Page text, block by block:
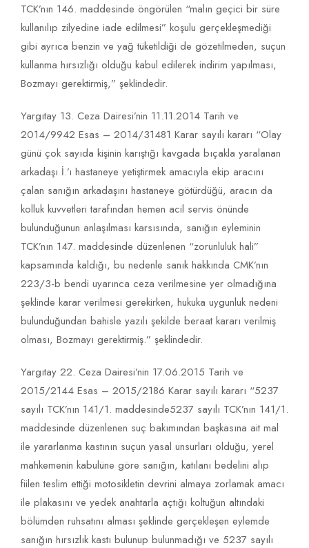
TCK’nın 146. maddesinde öngörülen “malın geçici bir süre
kullanılıp zilyedine iade edilmesi” koşulu gerçekleşmediği
gibi ayrıca benzin ve yağ tüketildiği de gözetilmeden, suçun
kullanma hırsızlığı olduğu kabul edilerek indirim yapılması,
Bozmayı gerektirmiş,” şeklindedir.
Yargıtay 13. Ceza Dairesi’nin 11.11.2014 Tarih ve
2014/9942 Esas – 2014/31481 Karar sayılı kararı “Olay
günü çok sayıda kişinin karıştığı kavgada bıçakla yaralanan
arkadaşı İ.’ı hastaneye yetiştirmek amacıyla ekip aracını
çalan sanığın arkadaşını hastaneye götürdüğü, aracın da
kolluk kuvvetleri tarafından hemen acil servis önünde
bulunduğunun anlaşılması karsısında, sanığın eyleminin
TCK’nın 147. maddesinde düzenlenen “zorunluluk hali”
kapsamında kaldığı, bu nedenle sanık hakkında CMK’nın
223/3-b bendi uyarınca ceza verilmesine yer olmadığına
şeklinde karar verilmesi gerekirken, hukuka uygunluk nedeni
bulunduğundan bahisle yazılı şekilde beraat kararı verilmiş
olması, Bozmayı gerektirmiş.” şeklindedir.
Yargıtay 22. Ceza Dairesi’nin 17.06.2015 Tarih ve
2015/2144 Esas – 2015/2186 Karar sayılı kararı “5237
sayılı TCK’nın 141/1. maddesinde5237 sayılı TCK’nın 141/1.
maddesinde düzenlenen suç bakımından başkasına ait mal
ile yararlanma kastının suçun yasal unsurları olduğu, yerel
mahkemenin kabulüne göre sanığın, katılanı bedelini alıp
fiilen teslim ettiği motosikletin devrini almaya zorlamak amacı
ile plakasını ve yedek anahtarla açtığı koltuğun altındaki
bölümden ruhsatını alması şeklinde gerçekleşen eylemde
sanığın hırsızlık kastı bulunup bulunmadığı ve 5237 sayılı